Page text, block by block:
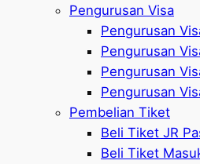
Pengurusan Visa
Pengurusan
Pengurusan
Pengurusan
Pengurusan
Pembelian Tiket
Beli Tiket JR
Beli Tiket